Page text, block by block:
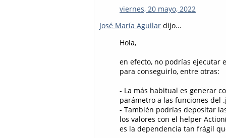
viernes, 20 mayo, 2022
José María Aguilar dijo...
Hola,
en efecto, no podrías ejecutar
para conseguirlo, entre otras:
- La más habitual es generar
parámetro a las funciones del
- También podrías depositar
los valores con el helper
es la dependencia tan frágil